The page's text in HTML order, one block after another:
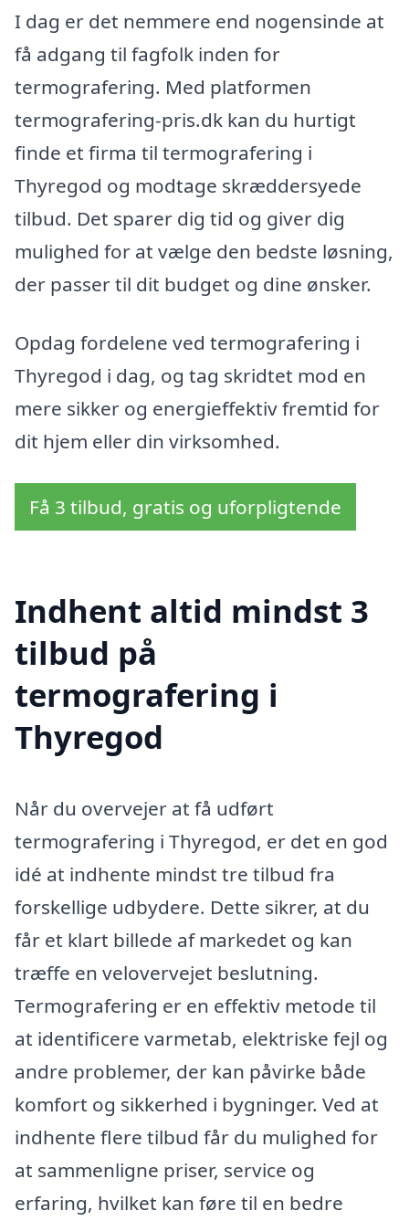
I dag er det nemmere end nogensinde at
få adgang til fagfolk inden for
termografering. Med platformen
termografering-pris.dk kan du hurtigt
finde et firma til termografering i
Thyregod og modtage skræddersyede
tilbud. Det sparer dig tid og giver dig
mulighed for at vælge den bedste løsning,
der passer til dit budget og dine ønsker.
Opdag fordelene ved termografering i
Thyregod i dag, og tag skridtet mod en
mere sikker og energieffektiv fremtid for
dit hjem eller din virksomhed.
Få 3 tilbud, gratis og uforpligtende
Indhent altid mindst 3
tilbud på
termografering i
Thyregod
Når du overvejer at få udført
termografering i Thyregod, er det en god
idé at indhente mindst tre tilbud fra
forskellige udbydere. Dette sikrer, at du
får et klart billede af markedet og kan
træffe en velovervejet beslutning.
Termografering er en effektiv metode til
at identificere varmetab, elektriske fejl og
andre problemer, der kan påvirke både
komfort og sikkerhed i bygninger. Ved at
indhente flere tilbud får du mulighed for
at sammenligne priser, service og
erfaring, hvilket kan føre til en bedre